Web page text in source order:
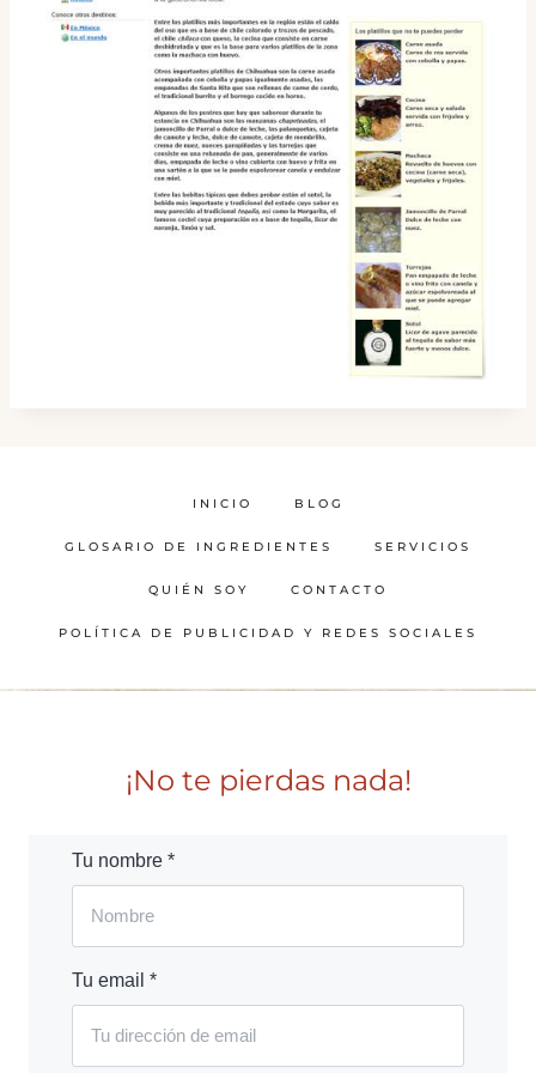
INICIO BLOG
GLOSARIO DE INGREDIENTES SERVICIOS
QUIÉN SOY CONTACTO
POLÍTICA DE PUBLICIDAD Y REDES SOCIALES
¡No te pierdas nada!
Tu nombre *
Tu email *